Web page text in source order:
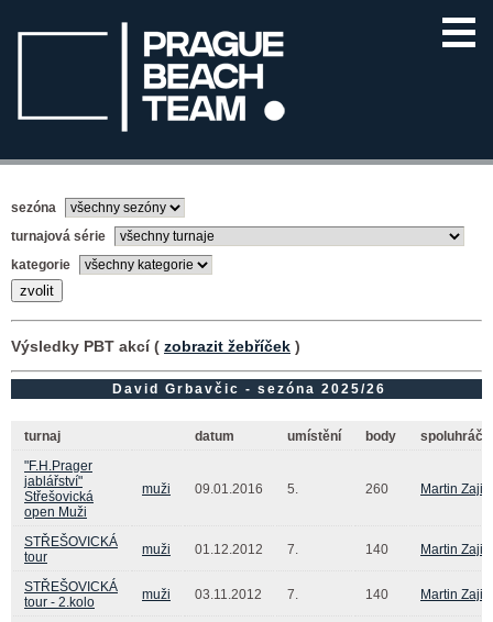
sezóna
turnajová série
kategorie
Výsledky PBT akcí ( zobrazit žebříček )
David Grbavčic - sezóna 2025/26
turnaj datum umístění body
"F.H.Prager
jablářství"
Střešovická
open Muži
muži 09.01.2016 5. 260 Martin Zajic
STŘEŠOVICKÁ
tour
muži 01.12.2012 7. 140 Martin Zajic
STŘEŠOVICKÁ
tour - 2.kolo
muži 03.11.2012 7. 140 Martin Zajic